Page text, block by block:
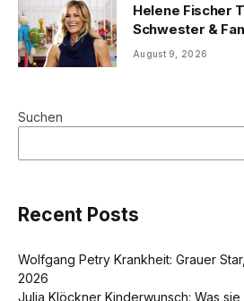
Helene Fischer
Schwester &
August 9, 2026
Suchen
Recent Posts
Wolfgang Petry Krankheit: Grauer
2026
Julia Klöckner Kinderwunsch: Was